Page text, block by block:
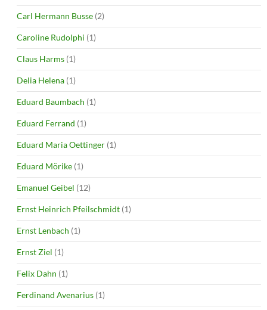
Carl Hermann Busse (2)
Caroline Rudolphi (1)
Claus Harms (1)
Delia Helena (1)
Eduard Baumbach (1)
Eduard Ferrand (1)
Eduard Maria Oettinger (1)
Eduard Mörike (1)
Emanuel Geibel (12)
Ernst Heinrich Pfeilschmidt (1)
Ernst Lenbach (1)
Ernst Ziel (1)
Felix Dahn (1)
Ferdinand Avenarius (1)